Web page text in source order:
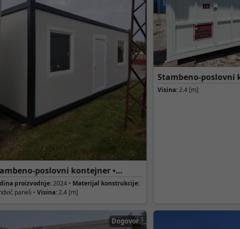
poslovni kontejner •
proizvodnje:2024 • Materijal konstrukcije:
paneli • Visina:2.4 [m]
Stambeno-poslovni
SKLADIŠNI
Visina:2.4 [m]
Dogovor